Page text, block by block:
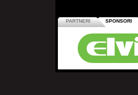
PARTNERI SPONSORI